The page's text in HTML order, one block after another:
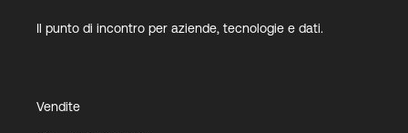
Il punto di incontro per aziende, tecnologie e dati.
Vendite